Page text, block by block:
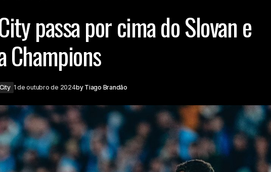
passa por cima do Slovan e
Champions
1 de outubro de 2024by Tiago Brandão